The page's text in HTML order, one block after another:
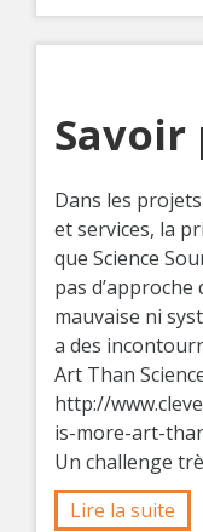
Dans les
et services, la
que Science
pas
mauvaise ni
a des
Art Than
http://
is-more-art-
Un challenge
Lire la suite